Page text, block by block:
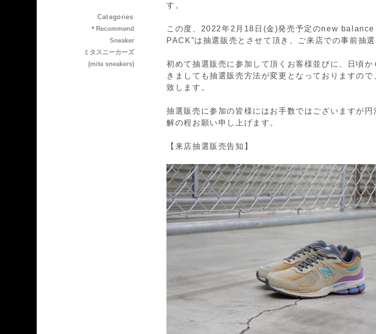
す。
この度、2022年2月18日(金)発売予定のnew
PACK”は抽選販売とさせて頂き、ご来店での事前抽
初めて抽選販売に参加して頂くお客様並びに、日頃
きましても抽選販売方法が変更となっておりますの
致します。
抽選販売に参加の皆様にはお手数ではございますが
解の程お願い申し上げます。
【来店抽選販売告知】
Categories
＊Recommend
Sneaker
ミタスニーカーズ
(mita sneakers)